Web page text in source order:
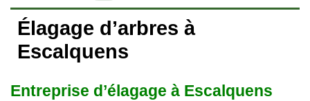
Button
Élagage d’arbres à
Escalquens
Entreprise d’élagage à Escalquens